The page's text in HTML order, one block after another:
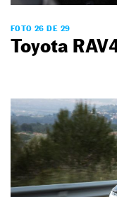
FOTO 26 DE 29
Toyota